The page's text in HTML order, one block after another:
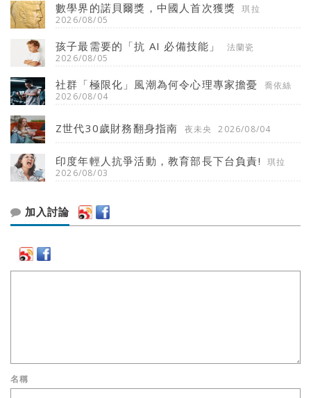
數學界的諾貝爾獎，中國人首次獲獎
琪拉
2026/08/05
孩子最需要的「抗 AI 必備技能」
法蘭瓷
2026/08/05
社群「極限化」風潮為何令心理專家擔憂
喬依絲
2026/08/04
Z世代30歲財務翻身指南 夜未央 2026/08/04
印度年輕人抗爭活動，教育部長下台負責!
琪拉
2026/08/03
加入討論
名稱